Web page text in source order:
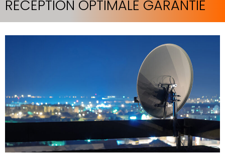
RÉCEPTION OPTIMALE GARANTIE